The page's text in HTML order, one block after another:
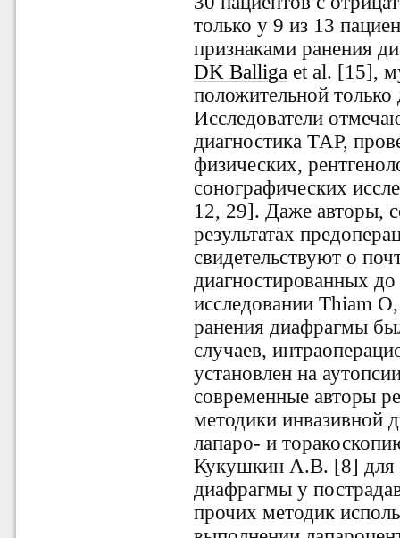
только у 9 из 13
признаками ранения
DK Balliga et al. [15],
положительной
Исследователи
диагностика ТАР,
физических,
сонографических
12, 29]. Даже авторы,
результатах
свидетельствуют о
диагностированных
исследовании Thiam
ранения диафрагмы
случаев,
установлен на
современные авторы
методики инвазивной
лапаро- и
Кукушкин А.В. [8] для
диафрагмы у
прочих методик